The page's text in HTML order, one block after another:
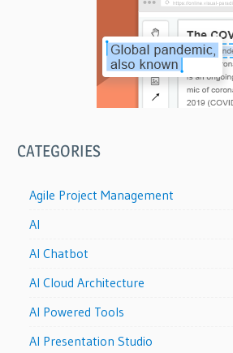
CATEGORIES
Agile Project Management
AI
AI Chatbot
AI Cloud Architecture
AI Powered Tools
AI Presentation Studio